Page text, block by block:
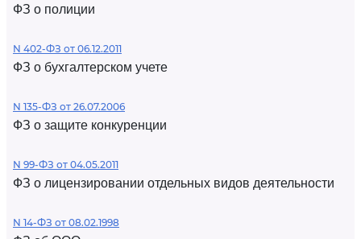
ФЗ о полиции
N 402-ФЗ от 06.12.2011
ФЗ о бухгалтерском учете
N 135-ФЗ от 26.07.2006
ФЗ о защите конкуренции
N 99-ФЗ от 04.05.2011
ФЗ о лицензировании отдельных видов деятельности
N 14-ФЗ от 08.02.1998